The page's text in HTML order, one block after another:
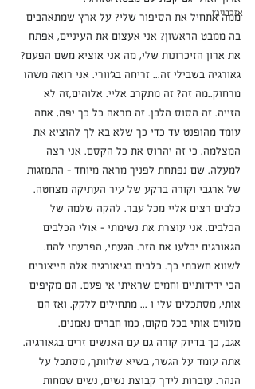
אזרבייג'ן
ממה אתחיל את הסיפור שלי? על ארץ שמתאהבים
בה ממבט הראשון? אני אעצום את העיניים, אפתח
את ארון הזיכרונות שלי, מה אני אוציא משם הפעם?
גאורגיה בשבילי זה... זריחה בג'וורי. אני רואה משהו
מרחוק..מה זה? זה מתקרב אליי. אלוהים,זה לא
הזייה. זה הסוס הלבן. זה מראה כל כך יפה, אתה
עומד מהופנט עד כדי כך שלא בא לך להוציא את
המצלמה. כי זה יהרוס את כל הקסם. אני רצה
למעלה. שם נפתחת לפניך מראה מיוחד – התמזגות
של ארגבי וקורה ברקע של עיר העתיקה מצחטה.
כלבים רצים אליי מכל עבר. להקה שלמה של
הכלבים. אני עוצרת את נשימתי - אולי הכלבים
הגאורגים יבלעו את הזר. הגעתי, הפרעתי להם.
לשווא חשבתי כך. כלבים בגיאורגיה אלה הייצורים
הכי ידידותיים וחמים שראיתי אי פעם. הם מקיפים
אותי, מסתכלים עלי ו ... מתחילים ללקק. ואז הם
מלווים אותי בכל מקום, כמו חברים נאמנים.
אגב, כך בדיוק קורה גם עם האנשים זרים בגאורגיה.
אתה עומד על הגשר, בשיא שלוותך, מסתכל על
הנהר. עוברות לידך קבוצת נשים, נשים שמחות